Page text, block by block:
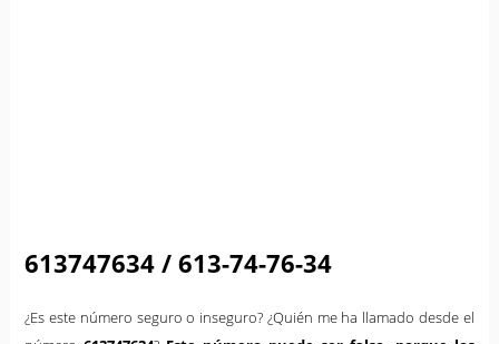
613747634 / 613-74-76-34
¿Es este número seguro o inseguro? ¿Quién me ha llamado desde el